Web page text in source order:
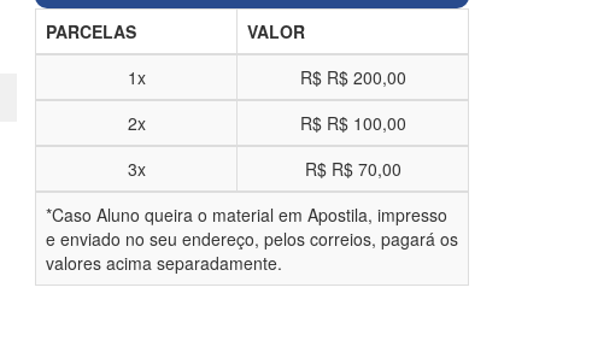
PARCELAS
VALOR
1x
R$ R$ 200,00
2x
R$ R$ 100,00
3x
R$ R$ 70,00
*Caso Aluno queira o material em Apostila, impresso
e enviado no seu endereço, pelos correios, pagará os
valores acima separadamente.